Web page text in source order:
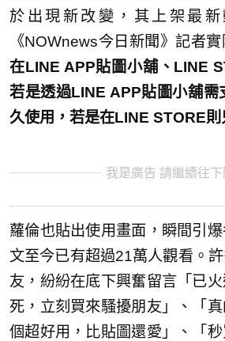
於出現新改變，其上架最
《NOWnews今日新聞》記者實
在LINE APP貼圖小舖、LINE
若是透過LINE APP貼圖小舖需
久使用，若是在LINE STORE則
我是廣告 請繼續往下
蘿倫也貼出使用畫面，瞬間引
文至今已有超過21萬人觀看。
友，紛紛在底下興奮留言「已
死，立刻買來騷擾朋友」、「
個超好用，比貼圖還愛」、「秒